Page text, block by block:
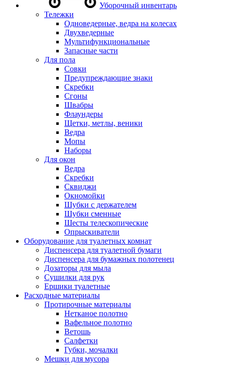
Уборочный инвентарь
Тележки
Одноведерные, ведра на колесах
Двухведерные
Мультифункциональные
Запасные части
Для пола
Совки
Предупреждающие знаки
Скребки
Сгоны
Швабры
Флаундеры
Щетки, метлы, веники
Ведра
Мопы
Наборы
Для окон
Ведра
Скребки
Сквиджи
Окномойки
Шубки с держателем
Шубки сменные
Шесты телескопические
Опрыскиватели
Оборудование для туалетных комнат
Диспенсера для туалетной бумаги
Диспенсера для бумажных полотенец
Дозаторы для мыла
Сушилки для рук
Ершики туалетные
Расходные материалы
Протирочные материалы
Нетканое полотно
Вафельное полотно
Ветошь
Салфетки
Губки, мочалки
Мешки для мусора